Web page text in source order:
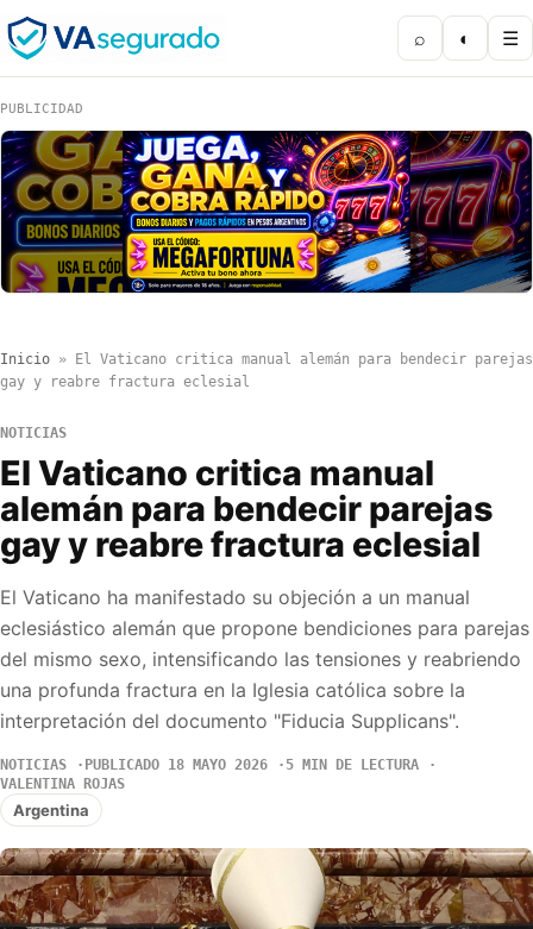
⌕ ◐ ☰
PUBLICIDAD
Inicio »
El Vaticano critica manual alemán para bendecir parejas
gay y reabre fractura eclesial
NOTICIAS
El Vaticano critica manual
alemán para bendecir parejas
gay y reabre fractura eclesial
El Vaticano ha manifestado su objeción a un manual
eclesiástico alemán que propone bendiciones para parejas
del mismo sexo, intensificando las tensiones y reabriendo
una profunda fractura en la Iglesia católica sobre la
interpretación del documento "Fiducia Supplicans".
NOTICIAS PUBLICADO 18 MAYO 2026
5 MIN DE LECTURA
VALENTINA ROJAS
Argentina